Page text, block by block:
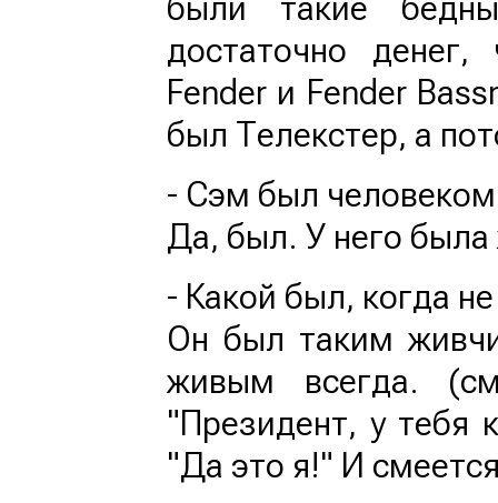
достаточно
Fender и Fender
был Телекстер, а
- Сэм был
Да, был. У него была
- Какой был, когда
Он был таким
живым всегда.
"Президент, у тебя
"Да это я!" И